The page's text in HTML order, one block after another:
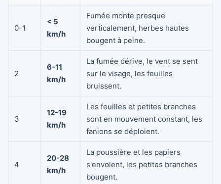
0-1
< 5
km/h
Fumée monte presque
verticalement, herbes hautes
bougent à peine.
2
6-11
km/h
La fumée dérive, le vent se sent
sur le visage, les feuilles
bruissent.
3
12-19
km/h
Les feuilles et petites branches
sont en mouvement constant, les
fanions se déploient.
4
20-28
km/h
La poussière et les papiers
s'envolent, les petites branches
bougent.